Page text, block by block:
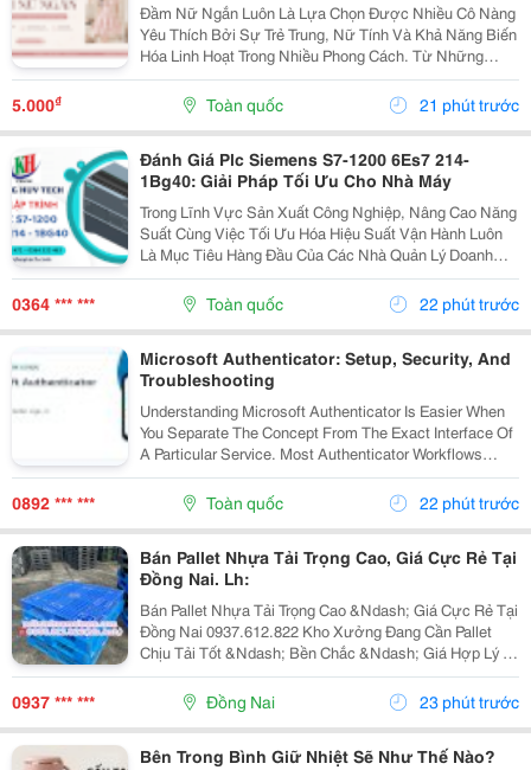
Đầm Nữ Ngắn Luôn Là Lựa Chọn Được Nhiều Cô Nàng
Yêu Thích Bởi Sự Trẻ Trung, Nữ Tính Và Khả Năng Biến
Hóa Linh Hoạt Trong Nhiều Phong Cách. Từ Những
Thiết Kế Babydoll Đáng Yêu, Đầm Chữ A Thanh Lịch
Đến Kiểu Trễ Vai Quyến Rũ Hay Tay Phồng Điệu Đà,
5.000₫ Toàn quốc 21 phút trước
Đánh Giá Plc Siemens S7-1200 6Es7 214-
1Bg40: Giải Pháp Tối Ưu Cho Nhà Máy
Trong Lĩnh Vực Sản Xuất Công Nghiệp, Nâng Cao Năng
Suất Cùng Việc Tối Ưu Hóa Hiệu Suất Vận Hành Luôn
Là Mục Tiêu Hàng Đầu Của Các Nhà Quản Lý Doanh
Nghiệp. Để Hỗ Trợ Các Dây Chuyền Và Hệ Thống Tự
Động Hóa Làm Việc Chính Xác, Mượt Mà Hơn, Một
Thiết Bị...
0364 *** *** Toàn quốc 22 phút trước
Microsoft Authenticator: Setup, Security, And
Troubleshooting
Understanding Microsoft Authenticator Is Easier When
You Separate The Concept From The Exact Interface Of
A Particular Service. Most Authenticator Workflows
Connect An Account To An App, Device, Or Verification
Method And Then Request A Changing Code...
0892 *** *** Toàn quốc 22 phút trước
Bán Pallet Nhựa Tải Trọng Cao, Giá Cực Rẻ Tại
Đồng Nai. Lh:
Bán Pallet Nhựa Tải Trọng Cao &Ndash; Giá Cực Rẻ Tại
Đồng Nai 0937.612.822 Kho Xưởng Đang Cần Pallet
Chịu Tải Tốt &Ndash; Bền Chắc &Ndash; Giá Hợp Lý ?
Có Ngay Đây Ạ! Pallet Nhựa Tải Trọng Cao &Ndash;
Chuyên Dùng: ✅ Kê Hàng Hóa, Máy Móc, Nguyên...
0937 *** *** Đồng Nai 23 phút trước
Bên Trong Bình Giữ Nhiệt Sẽ Như Thế Nào?